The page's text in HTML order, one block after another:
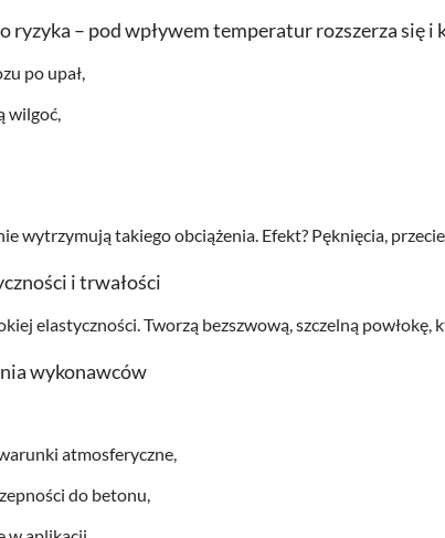
ryzyka – pod wpływem temperatur rozszerza się i
po upał,
wilgoć,
wytrzymują takiego obciążenia. Efekt? Pęknięcia,
i trwałości
elastyczności. Tworzą bezszwową, szczelną powłokę,
wykonawców
atmosferyczne,
do betonu,